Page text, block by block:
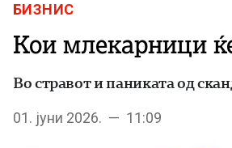
БИЗНИС
Кои млекарници
Во стравот и паниката од
01. јуни 2026. — 11:09